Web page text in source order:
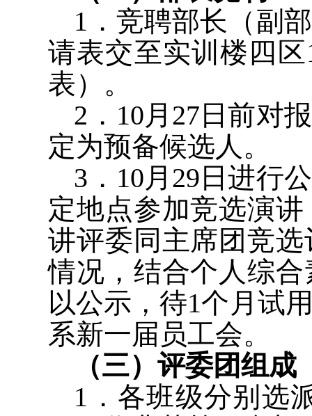
1 ．竞聘部长（副
请表交至实训楼四区
表）。
2 ． 10月 27 日前对
定为预备候选人。
3 ． 10月 29 日进行
定地点参加竞选演
讲评委同主席团竞
情况，结合个人综
以公示，待1个月试
系新一届员工会。
（三）评委团组成
1 ．各班级分别选